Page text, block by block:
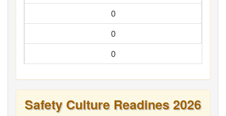
0
0
0
Safety Culture Readines 2026